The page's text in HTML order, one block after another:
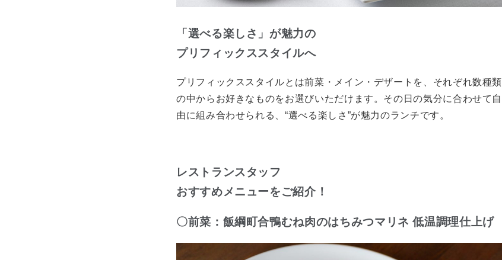
「選べる楽しさ」が魅力の
プリフィックススタイルへ
プリフィックススタイルとは前菜・メイン・デザートを、それぞれ数種類
の中からお好きなものをお選びいただけます。その日の気分に合わせて自
由に組み合わせられる、“選べる楽しさ”が魅力のランチです。
レストランスタッフ
おすすめメニューをご紹介！
〇前菜：飯綱町合鴨むね肉のはちみつマリネ 低温調理仕上げ